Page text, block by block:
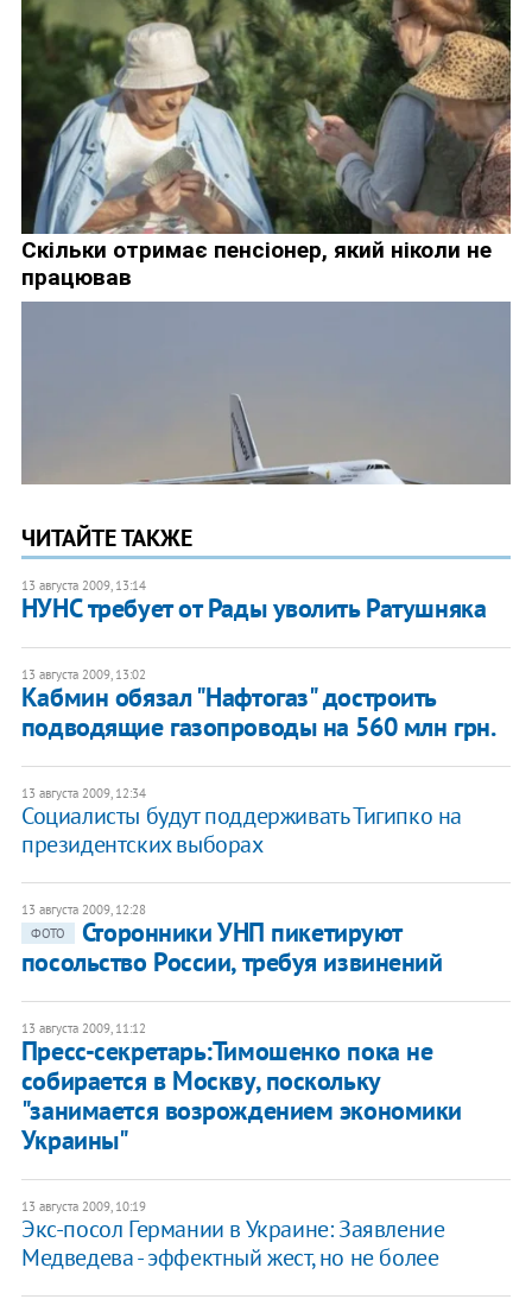
ЧИТАЙТЕ ТАКЖЕ
13 августа 2009, 13:14
НУНС требует от Рады уволить Ратушняка
13 августа 2009, 13:02
Кабмин обязал "Нафтогаз" достроить
подводящие газопроводы на 560 млн грн.
13 августа 2009, 12:34
Социалисты будут поддерживать Тигипко на
президентских выборах
13 августа 2009, 12:28
ФОТО
Сторонники УНП пикетируют
посольство России, требуя извинений
13 августа 2009, 11:12
Пресс-секретарь:Тимошенко пока не
собирается в Москву, поскольку
"занимается возрождением экономики
Украины"
13 августа 2009, 10:19
Экс-посол Германии в Украине: Заявление
Медведева - эффектный жест, но не более